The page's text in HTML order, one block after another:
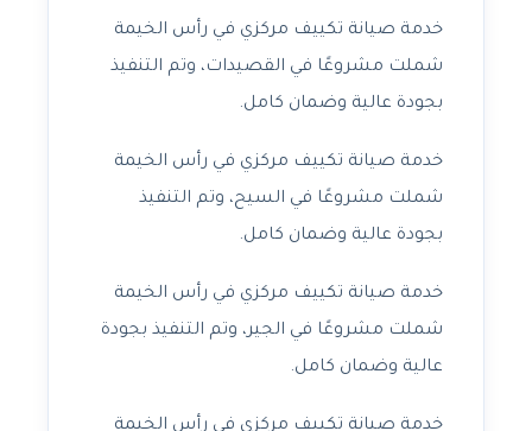
خدمة صيانة تكييف مركزي في رأس الخيمة
شملت مشروعًا في القصيدات، وتم التنفيذ
بجودة عالية وضمان كامل.
خدمة صيانة تكييف مركزي في رأس الخيمة
شملت مشروعًا في السيح، وتم التنفيذ
بجودة عالية وضمان كامل.
خدمة صيانة تكييف مركزي في رأس الخيمة
شملت مشروعًا في الجير، وتم التنفيذ بجودة
عالية وضمان كامل.
خدمة صيانة تكييف مركزي في رأس الخيمة